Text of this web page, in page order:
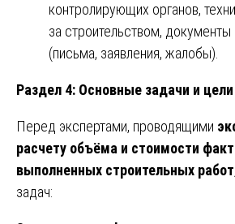
контролирующих органов,
за строительством,
(письма, заявления, жалобы).
Раздел 4: Основные задачи и
Перед экспертами, проводящими
расчету объёма и стоимости
выполненных строительных работ
задач: